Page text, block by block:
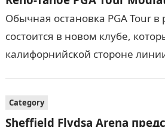
Обычная остановка PGA Tour в
состоится в новом клубе,
калифорнийской стороне
Category
Sheffield Flydsa Arena